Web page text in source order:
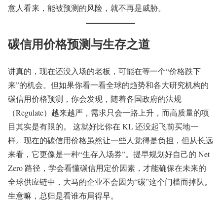
意人看来，能被预测的风险，就不再是威胁。
碳信用价格预测与生存之道
讲真的，现在还没入场的老板，可能在等一个“价格跌下
来”的机会。但如果你看一看全球的趋势和各大研究机构的
碳信用价格预测，你会发现，随着各国政府的法规
（Regulate）越来越严，需求只会一路上升，而高质量的项
目其实是有限的。 这就好比你在 KL 还没起飞前买地一
样。现在的碳信用价格虽然让一些人觉得是负担，但从长远
来看，它更像是一种“生存入场券”。提早规划好自己的 Net
Zero 路径，学会看懂碳信用定价因素，才能确保在未来的
全球供应链中，大马的企业不会因为“碳”这个门槛而掉队。
生意嘛，总归是看谁布局得早。